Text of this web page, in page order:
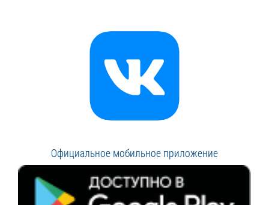
Официальное мобильное приложение